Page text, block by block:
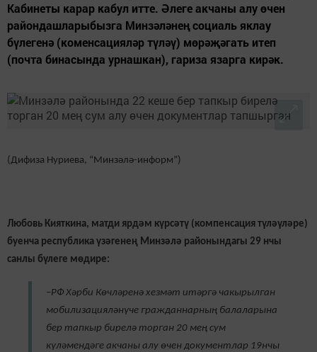
Кабинеты карар кабул итте. Әлеге акчаны алу өчен
райондашларыбызга Минзәләнең социаль яклау
бүлегенә (коменсацияләр түләү) мөрәҗәгать итеп
(почта бинасында урнашкан), гариза язарга кирәк.
(Дифиза Нуриева, “Минзәлә-информ”)
Любовь Кияткина, матди ярдәм күрсәтү (компенсация түләүләре)
буенча республика үзәгенең Минзәлә районындагы 29 нчы
санлы бүлеге мөдире:
–РФ Хәрби Көчләренә хезмәт итәргә чакырылган
мобилизацияләнүче гражданнарның балаларына
бер тапкыр бирелә торган 20 мең сум
күләмендәге акчаны алу өчен документлар 19нчы